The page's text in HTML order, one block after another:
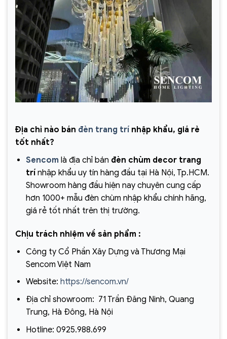
Địa chỉ nào bán đèn trang trí nhập khẩu, giá rẻ
tốt nhất?
Sencom là địa chỉ bán đèn chùm decor trang
trínhập khẩu uy tín hàng đầu tại Hà Nội, Tp.HCM.
Showroom hàng đầu hiện nay chuyên cung cấp
hơn 1000+ mẫu đèn chùm nhập khẩu chính hãng,
giá rẻ tốt nhất trên thị trường.
Chịu trách nhiệm về sản phẩm :
Công ty Cổ Phần Xây Dựng và Thương Mại
Sencom Việt Nam
Website: https://sencom.vn/
Địa chỉ showroom: 71 Trần Đăng Ninh, Quang
Trung, Hà Đông, Hà Nội
Hotline: 0925.988.699